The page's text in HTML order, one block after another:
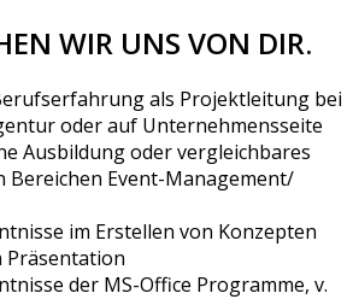
WIR UNS VON DIR.
als Projektleitung bei
oder auf Unternehmensseite
Ausbildung oder vergleichbares
Bereichen Event-Management/
im Erstellen von Konzepten
Präsentation
der MS-Office Programme, v.